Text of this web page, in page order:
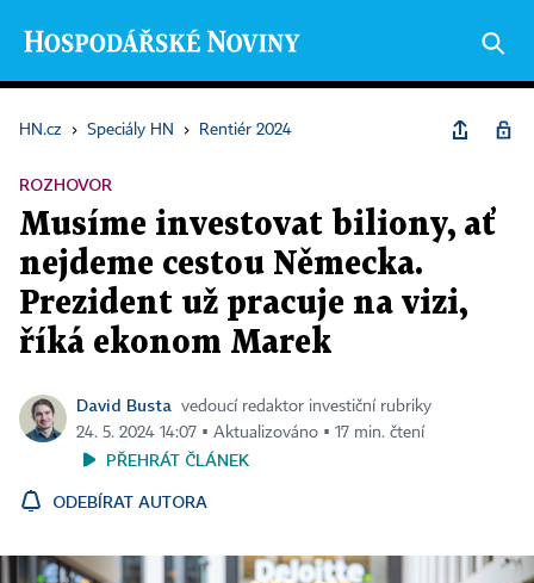
HN.cz › Speciály HN › Rentiér 2024
ROZHOVOR
Musíme investovat biliony, ať
nejdeme cestou Německa.
Prezident už pracuje na vizi,
říká ekonom Marek
David Busta
vedoucí redaktor investiční rubriky
24. 5. 2024 14:07 ▪ Aktualizováno ▪ 17 min. čtení
PŘEHRÁT ČLÁNEK
ODEBÍRAT AUTORA